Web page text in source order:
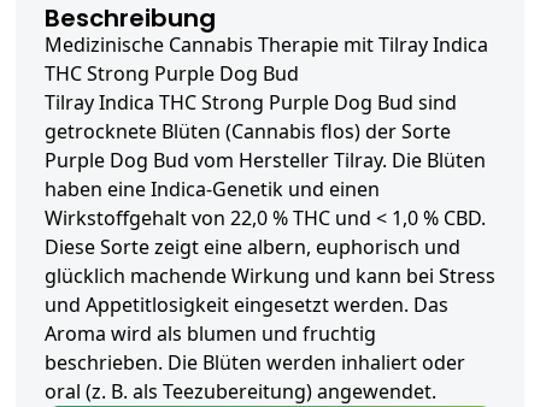
Beschreibung
Medizinische Cannabis Therapie mit Tilray Indica
THC Strong Purple Dog Bud
Tilray Indica THC Strong Purple Dog Bud sind
getrocknete Blüten (Cannabis flos) der Sorte
Purple Dog Bud vom Hersteller Tilray. Die Blüten
haben eine Indica-Genetik und einen
Wirkstoffgehalt von 22,0 % THC und < 1,0 % CBD.
Diese Sorte zeigt eine albern, euphorisch und
glücklich machende Wirkung und kann bei Stress
und Appetitlosigkeit eingesetzt werden. Das
Aroma wird als blumen und fruchtig
beschrieben. Die Blüten werden inhaliert oder
oral (z. B. als Teezubereitung) angewendet.